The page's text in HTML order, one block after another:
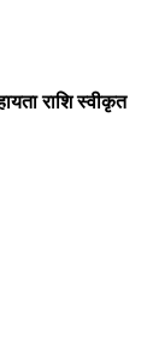
राशि स्वीकृत